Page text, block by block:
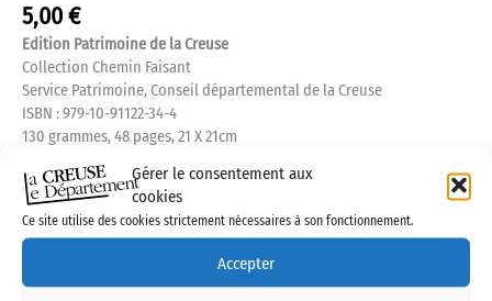
Gérer le consentement aux
cookies
Ce site utilise des cookies strictement nécessaires à son fonctionnement.
Accepter
5,00€
Edition Patrimoine de la Creuse
Collection Chemin Faisant
Service Patrimoine, Conseil départemental de la Creuse
ISBN : 979-10-91122-34-4
130 grammes, 48 pages, 21 X 21cm
A l’occasion du Centenaire de la Première Guerre mondiale, le
Conseil départemental de la Creuse, dans sa volonté de contribuer
Ainsi, afin de commémorer le centenaire de la fin du conflit, le